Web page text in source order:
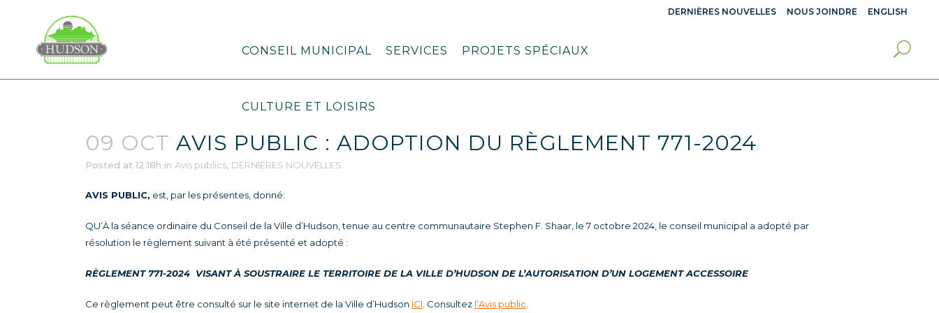
DERNIÈRES NOUVELLES NOUS JOINDRE ENGLISH
CONSEIL MUNICIPAL SERVICES PROJETS SPÉCIAUX
CULTURE ET LOISIRS
09 OCT AVIS PUBLIC : ADOPTION DU RÈGLEMENT 771-2024
Posted at 12:18h in Avis publics, DERNIÈRES NOUVELLES
AVIS PUBLIC, est, par les présentes, donné:
QU’À la séance ordinaire du Conseil de la Ville d’Hudson, tenue au centre communautaire Stephen F. Shaar, le 7 octobre 2024, le conseil municipal a adopté par
résolution le règlement suivant à été présenté et adopté :
RÈGLEMENT 771-2024 VISANT À SOUSTRAIRE LE TERRITOIRE DE LA VILLE D’HUDSON DE L’AUTORISATION D’UN LOGEMENT ACCESSOIRE
Ce règlement peut être consulté sur le site internet de la Ville d’Hudson ICI . Consultez l’Avis public